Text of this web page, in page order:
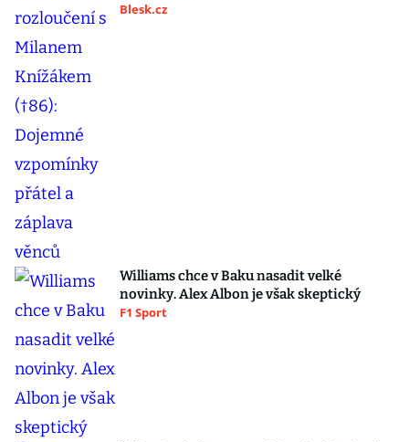
Blesk.cz
Williams chce v Baku nasadit velké
novinky. Alex Albon je však skeptický
F1 Sport